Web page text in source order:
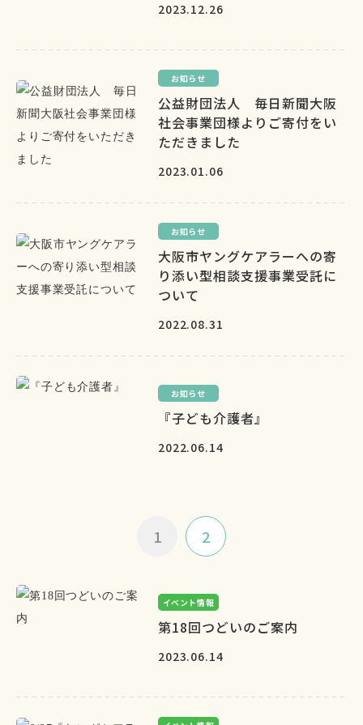
2023.12.26
お知らせ
公益財団法人 毎日新聞大阪
社会事業団様よりご寄付をい
ただきました
2023.01.06
お知らせ
大阪市ヤングケアラーへの寄
り添い型相談支援事業受託に
ついて
2022.08.31
お知らせ
『子ども介護者』
2022.06.14
1 2
イベント情報
第18回つどいのご案内
2023.06.14